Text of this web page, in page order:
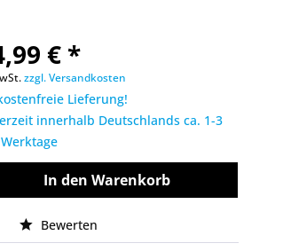
€ *
zzgl. Versandkosten
Lieferung!
innerhalb Deutschlands ca. 1-3
Werktage
In den Warenkorb
Bewerten